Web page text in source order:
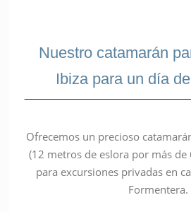
Nuestro catamarán
Ibiza para un día
Ofrecemos un precioso
(12 metros de eslora por más de
para excursiones privadas en
Formentera.